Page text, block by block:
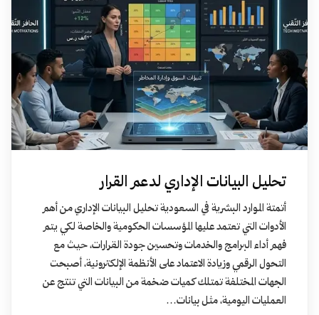
تحليل البيانات الإداري لدعم القرار
أتمتة الموارد البشرية في السعودية تحليل البيانات الإداري من أهم
الأدوات التي تعتمد عليها المؤسسات الحكومية والخاصة لكي يتم
فهم أداء البرامج والخدمات وتحسين جودة القرارات، حيث مع
التحول الرقمي وزيادة الاعتماد على الأنظمة الإلكترونية، أصبحت
الجهات المختلفة تمتلك كميات ضخمة من البيانات التي تنتج عن
العمليات اليومية، مثل بيانات…